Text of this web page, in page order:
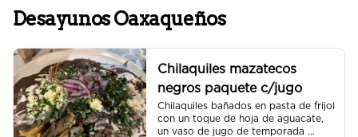
Desayunos Oaxaqueños
Chilaquiles mazatecos
negros paquete c/jugo
Chilaquiles bañados en pasta de frijol
con un toque de hoja de aguacate,
un vaso de jugo de temporada